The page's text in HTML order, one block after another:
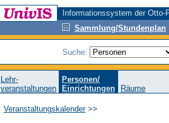
Informationssystem der
Sammlung/Stundenplan
Suche:
Lehr-
veranstaltungen
Personen/
Einrichtungen
Räume
Veranstaltungskalender>>